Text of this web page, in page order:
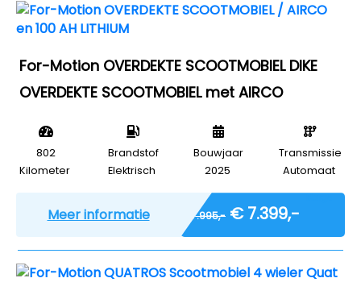
For-Motion OVERDEKTE SCOOTMOBIEL DIKE
OVERDEKTE SCOOTMOBIEL met AIRCO
802
Kilometer
Brandstof
Elektrisch
Bouwjaar
2025
Transmissie
Automaat
Meer informatie € 7.995,- € 7.399,-